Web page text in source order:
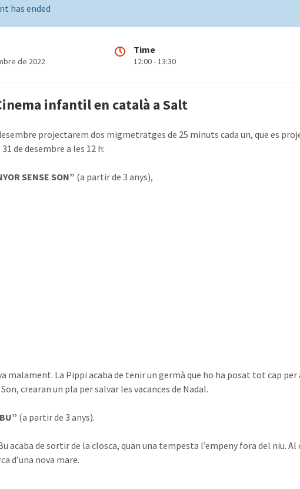
has ended
de 2022
Time
12:00 - 13:30
infantil en català a Salt
projectarem dos migmetratges de 25 minuts cada un, que es
de desembre a les 12 h:
SENSE SON” (a partir de 3 anys),
malament. La Pippi acaba de tenir un germà que ho ha posat tot cap per
crearan un pla per salvar les vacances de Nadal.
(a partir de 3 anys).
acaba de sortir de la closca, quan una tempesta l’empeny fora del niu.
d’una nova mare.